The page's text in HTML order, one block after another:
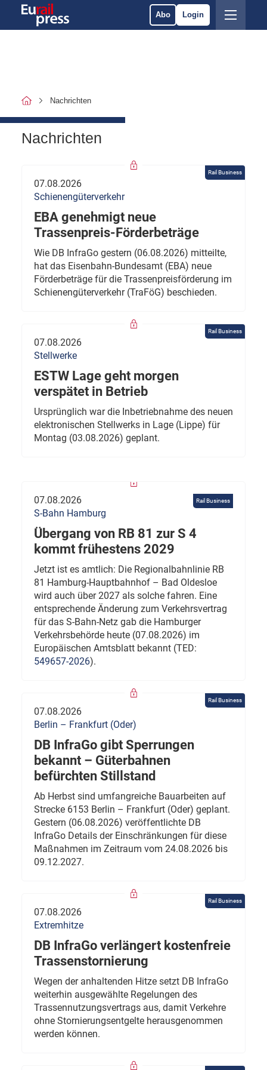
Abo Login
Nachrichten
Nachrichten
Rail Business
07.08.2026
Schienengüterverkehr
EBA genehmigt neue
Trassenpreis-Förderbeträge
Wie DB InfraGo gestern (06.08.2026) mitteilte,
hat das Eisenbahn-Bundesamt (EBA) neue
Förderbeträge für die Trassenpreisförderung im
Schienengüterverkehr (TraFöG) beschieden.
Rail Business
07.08.2026
Stellwerke
ESTW Lage geht morgen
verspätet in Betrieb
Ursprünglich war die Inbetriebnahme des neuen
elektronischen Stellwerks in Lage (Lippe) für
Montag (03.08.2026) geplant.
Rail Business
07.08.2026
S-Bahn Hamburg
Übergang von RB 81 zur S 4
kommt frühestens 2029
Jetzt ist es amtlich: Die Regionalbahnlinie RB
81 Hamburg-Hauptbahnhof – Bad Oldesloe
wird auch über 2027 als solche fahren. Eine
entsprechende Änderung zum Verkehrsvertrag
für das S-Bahn-Netz gab die Hamburger
Verkehrsbehörde heute (07.08.2026) im
Europäischen Amtsblatt bekannt (TED:
549657-2026).
Rail Business
07.08.2026
Berlin – Frankfurt (Oder)
DB InfraGo gibt Sperrungen
bekannt – Güterbahnen
befürchten Stillstand
Ab Herbst sind umfangreiche Bauarbeiten auf
Strecke 6153 Berlin – Frankfurt (Oder) geplant.
Gestern (06.08.2026) veröffentlichte DB
InfraGo Details der Einschränkungen für diese
Maßnahmen im Zeitraum vom 24.08.2026 bis
09.12.2027.
Rail Business
07.08.2026
Extremhitze
DB InfraGo verlängert kostenfreie
Trassenstornierung
Wegen der anhaltenden Hitze setzt DB InfraGo
weiterhin ausgewählte Regelungen des
Trassennutzungsvertrags aus, damit Verkehre
ohne Stornierungsentgelte herausgenommen
werden können.